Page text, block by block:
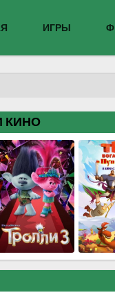
ИГРЫ
КИНО